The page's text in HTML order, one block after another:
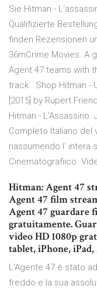
Sie Hitman -
Qualifizierte
finden Rezensionen
36mCrime Movies. A
Agent 47 teams with
track Shop Hitman -
[2015] by Rupert
Hitman - L'Assassino.
Completo Italiano del
riassumendo l' intera
Cinematografiico.
Hitman: Agent 47
Agent 47 film
Agent 47 guardare
gratuitamente.
video HD 1080p
tablet, iPhone,
L'Agente 47 è stato
freddo e la sua